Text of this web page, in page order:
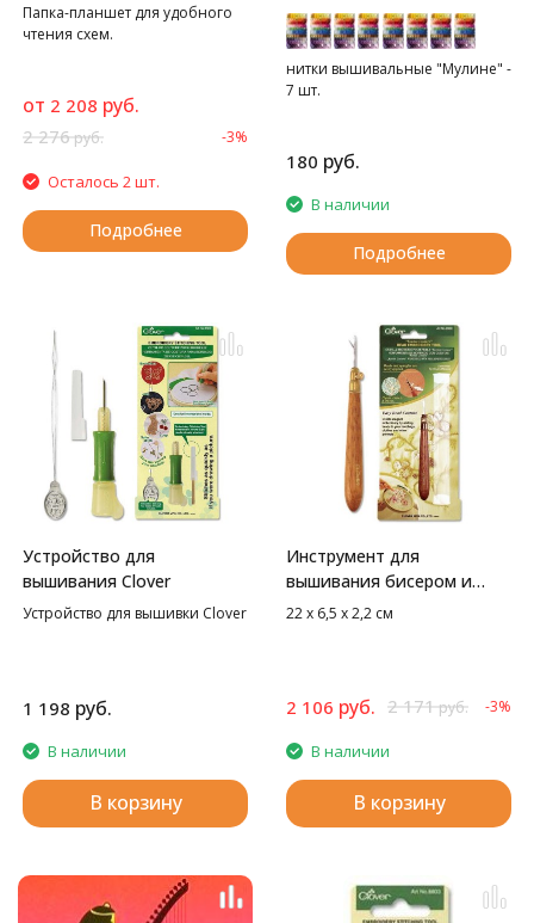
Папка-планшет для удобного
чтения схем.
от 2 208 руб.
2 276руб. -3%
Осталось 2 шт.
Подробнее
нитки вышивальные "Мулине" -
7 шт.
180 руб.
В наличии
Подробнее
Устройство для
вышивания Clover
Устройство для вышивки Clover
1 198 руб.
В наличии
В корзину
Инструмент для
вышивания бисером и
пайетками
22 х 6,5 х 2,2 см
2 106 руб. 2 171руб. -3%
В наличии
В корзину